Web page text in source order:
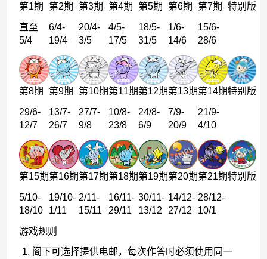
第1期 第2期 第3期 第4期 第5期 第6期 第7期 特别版
直至
5/4
6/4-
19/4
20/4-
3/5
4/5-
17/5
18/5-
31/5
1/6-
14/6
15/6-
28/6
第8期 第9期 第10期第11期第12期第13期第14期特别版
29/6-
12/7
13/7-
26/7
27/7-
9/8
10/8-
23/8
24/8-
6/9
7/9-
20/9
21/9-
4/10
第15期第16期第17期第18期第19期第20期第21期特别版
5/10-
18/10
19/10-
1/11
2/11-
15/11
16/11-
29/11
30/11-
13/12
14/12-
27/12
28/12-
10/1
游戏规则
阁下可选择提供电邮，每次作答时必须使用同一